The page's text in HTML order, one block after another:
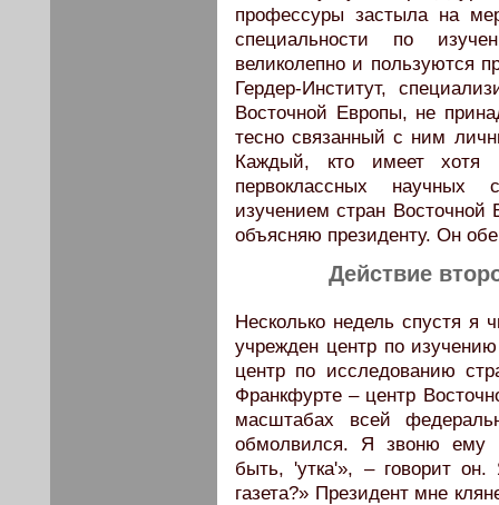
профессуры застыла на
специальности по
великолепно и пользуются
Гердер-Институт,
Восточной Европы, не
тесно связанный с ним
Каждый, кто имеет хотя
первоклассных научных
изучением стран
объясняю президенту. Он
Действие
Несколько недель спустя я
учрежден центр по
центр по исследованию
Франкфурте – центр
масштабах всей
обмолвился. Я звоню ему
быть, 'утка'», – говорит
газета?» Президент мне